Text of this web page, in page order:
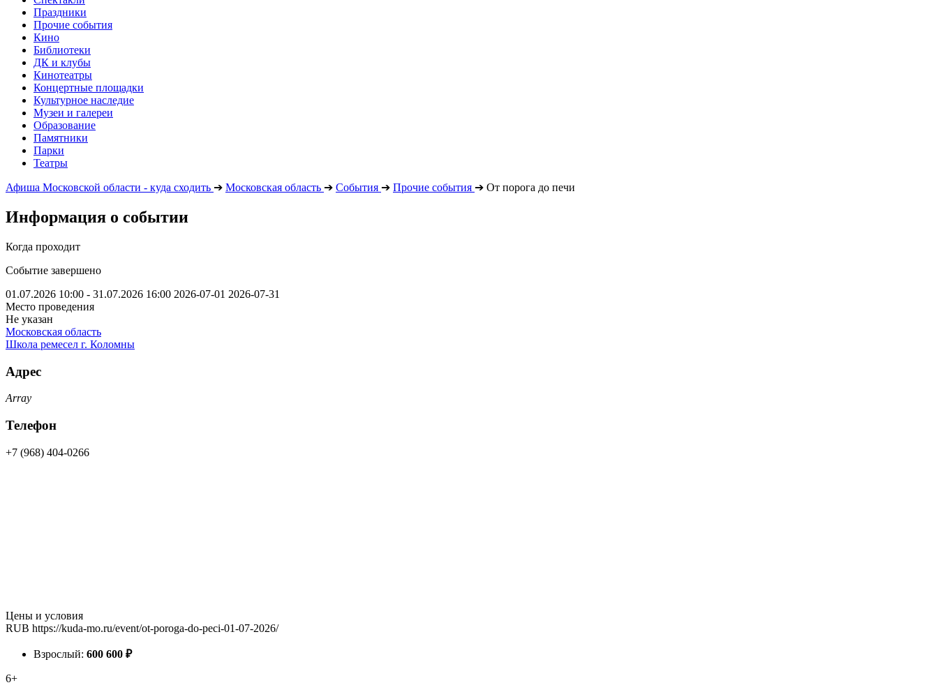
Праздники
Прочие события
Кино
Библиотеки
ДК и клубы
Кинотеатры
Концертные площадки
Культурное наследие
Музеи и галереи
Образование
Памятники
Парки
Театры
Афиша Московской области - куда сходить ➔ Московская область ➔ События ➔ Прочие события ➔ От порога до печи
Информация о событии
Когда проходит
Событие завершено
01.07.2026 10:00 - 31.07.2026 16:00 2026-07-01 2026-07-31
Место проведения
Не указан
Московская область
Школа ремесел г. Коломны
Адрес
Array
Телефон
+7 (968) 404-0266
Цены и условия
RUB https://kuda-mo.ru/event/ot-poroga-do-peci-01-07-2026/
Взрослый: 600 600 ₽
6+